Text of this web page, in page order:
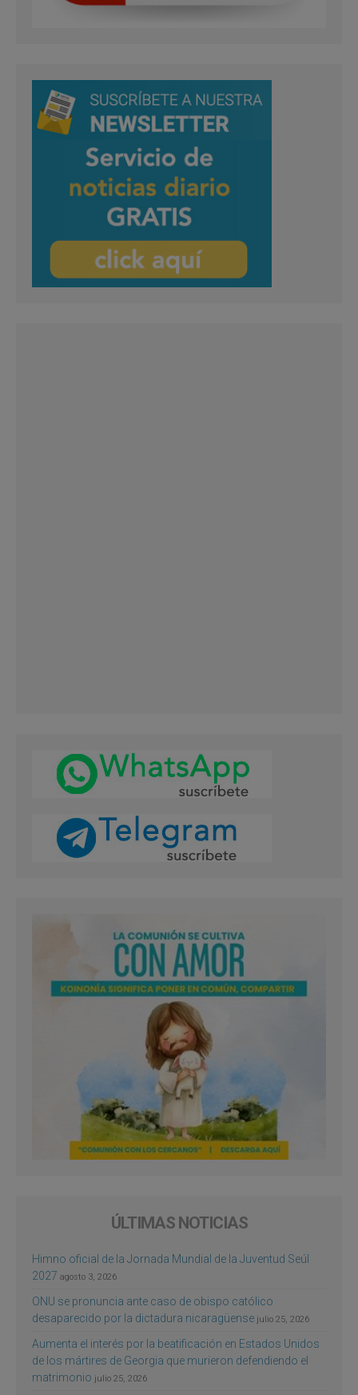
ÚLTIMAS NOTICIAS
Himno oficial de la Jornada Mundial de la Juventud Seúl
2027 agosto 3, 2026
ONU se pronuncia ante caso de obispo católico
desaparecido por la dictadura nicaragüense julio 25, 2026
Aumenta el interés por la beatificación en Estados Unidos
de los mártires de Georgia que murieron defendiendo el
matrimonio julio 25, 2026